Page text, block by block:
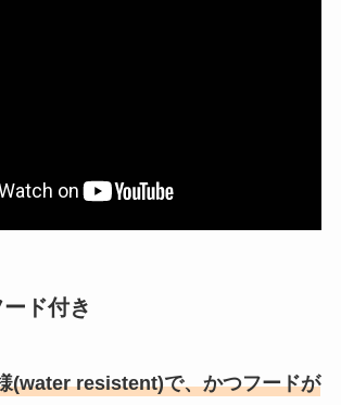
ド付き
(water resistent)で、かつフードが